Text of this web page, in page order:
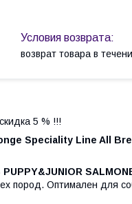
возврат товара в
5 % !!!
Speciality Line All
пород. Оптимален для